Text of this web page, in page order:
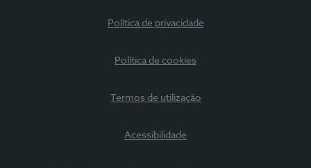
Política de privacidade
Política de cookies
Termos de utilização
Acessibilidade